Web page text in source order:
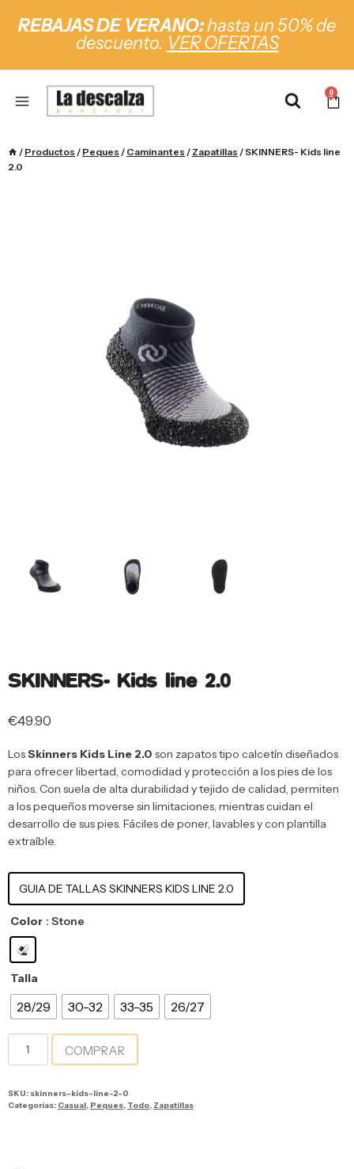
REBAJAS DE VERANO:hasta un 50% de
descuento. VER OFERTAS
0
/ Productos / Peques / Caminantes / Zapatillas /SKINNERS- Kids line
2.0
SKINNERS- Kids line 2.0
€49.90
LosSkinners Kids Line 2.0 son zapatos tipo calcetín diseñados
para ofrecer libertad, comodidad y protección a los pies de los
niños. Con suela de alta durabilidad y tejido de calidad, permiten
a los pequeños moverse sin limitaciones, mientras cuidan el
desarrollo de sus pies. Fáciles de poner, lavables y con plantilla
extraíble.
GUIA DE TALLAS SKINNERS KIDS LINE 2.0
Color : Stone
Talla
28/29 30-32 33-35 26/27
COMPRAR
SKU: skinners-kids-line-2-0
Categorías: Casual Peques Todo Zapatillas